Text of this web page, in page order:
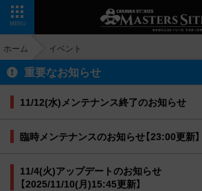
MENU
ホーム イベント
重要なお知らせ
11/12(水)メンテナンス終了のお知らせ
臨時メンテナンスのお知らせ【23:00更新】
11/4(火)アップデートのお知らせ
【2025/11/10(月)15:45更新】